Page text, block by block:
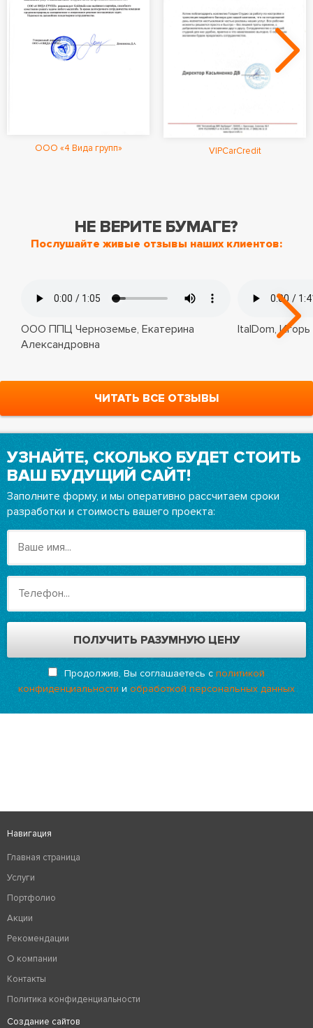
ООО «4 Вида групп» VIPCarCredit
НЕ ВЕРИТЕ БУМАГЕ?
Послушайте живые отзывы наших клиентов:
ООО ППЦ Черноземье, Екатерина
Александровна
ItalDom, Игорь
ЧИТАТЬ ВСЕ ОТЗЫВЫ
УЗНАЙТЕ, СКОЛЬКО БУДЕТ СТОИТЬ
ВАШ БУДУЩИЙ САЙТ!
Заполните форму, и мы оперативно рассчитаем сроки
разработки и стоимость вашего проекта:
Продолжив, Вы соглашаетесь с политикой
конфиденциальности и обработкой персональных данных
Навигация
Главная страница
Услуги
Портфолио
Акции
Рекомендации
О компании
Контакты
Политика конфиденциальности
Создание сайтов